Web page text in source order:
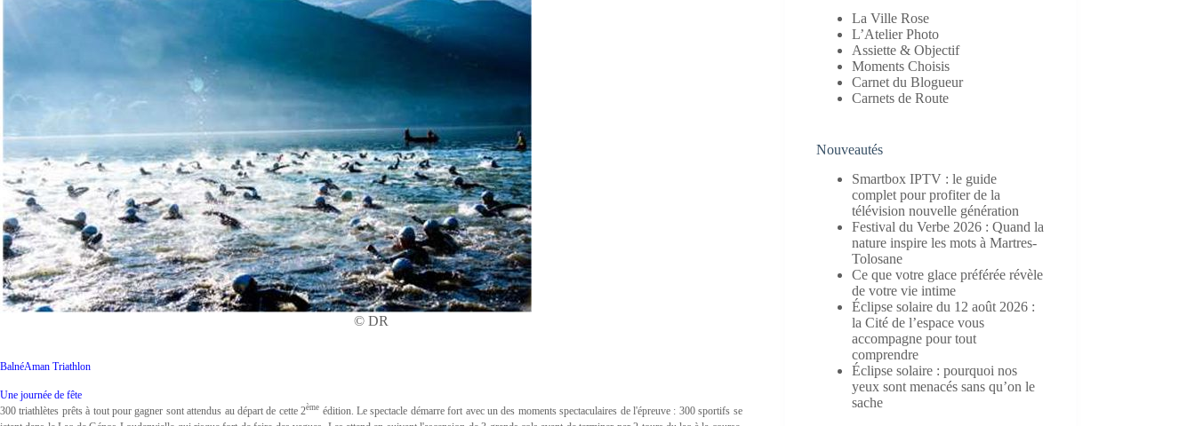
© DR
BalnéAman Triathlon
Une journée de fête
300 triathlètes prêts à tout pour gagner sont attendus au départ de cette 2ème édition. Le spectacle démarre fort avec un des moments spectaculaires de l'épreuve : 300 sportifs se
La Ville Rose
L’Atelier Photo
Assiette & Objectif
Moments Choisis
Carnet du Blogueur
Carnets de Route
Nouveautés
Smartbox IPTV : le guide
complet pour profiter de la
télévision nouvelle génération
Festival du Verbe 2026 : Quand la
nature inspire les mots à Martres-
Tolosane
Ce que votre glace préférée révèle
de votre vie intime
Éclipse solaire du 12 août 2026 :
la Cité de l’espace vous
accompagne pour tout
comprendre
Éclipse solaire : pourquoi nos
yeux sont menacés sans qu’on le
sache